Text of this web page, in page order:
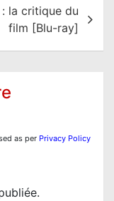
: la critique du
film [Blu-ray]
as per Privacy Policy